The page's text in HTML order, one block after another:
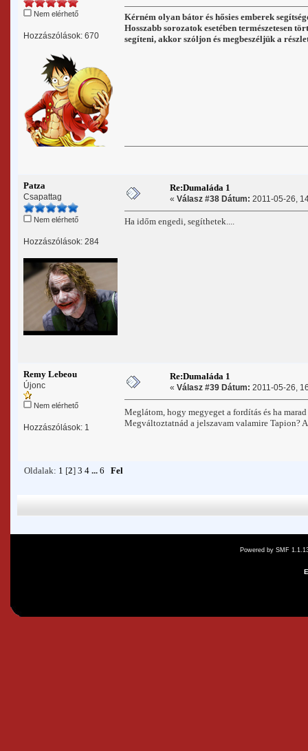
Nem elérhető
Hozzászólások: 670
Kérném olyan bátor és hősies emberek
Hosszabb sorozatok esetében természetesen
segíteni, akkor szóljon és megbeszéljük a
Patza
Csapattag
Nem elérhető
Hozzászólások: 284
Re:Dumaláda 1
« Válasz #38 Dátum: 2011-05-26,
Ha időm engedi, segíthetek....
Remy Lebeou
Újonc
Nem elérhető
Hozzászólások: 1
Re:Dumaláda 1
« Válasz #39 Dátum: 2011-05-26,
Meglátom, hogy megyeget a fordítás és ha
Megváltoztatnád a jelszavam valamire Tapion?
Oldalak: 1 [2] 3 4 ... 6 Fel
Powered by SMF